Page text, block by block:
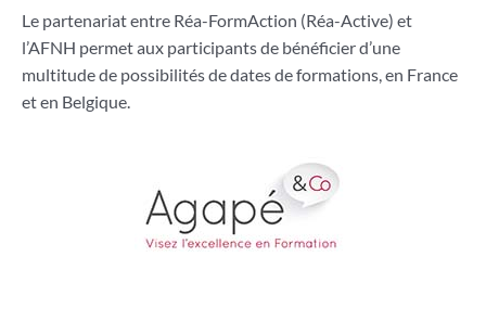
Le partenariat entre Réa-FormAction (Réa-Active) et
l’AFNH permet aux participants de bénéficier d’une
multitude de possibilités de dates de formations, en France
et en Belgique.